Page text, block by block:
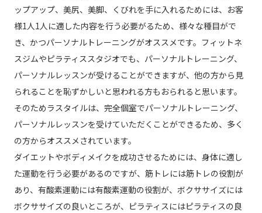
ップアップ、美尻、美脚、くびれを手に入れるためには、お客
様1人1人に適した内容を行う必要がるため、様々な種目がで
き、かつパーソナルトレーニングがオススメです。フィットネ
スジムやピラティススタジオでも、パーソナルトレーニング、
パーソナルレッスンが受けることができますが、他の方から見
られることを恥ずかしいと思われる方もおられると思います。
そのためラスタイルは、完全個室でパーソナルトレーニング、
パーソナルレッスンを受けていただくことができるため、多く
の方からオススメされています。
ダイエットやボディメイクを成功させるためには、身体に適し
た運動を行う必要があるのですが、筋トレには筋トレの役割が
あり、有酸素運動には有酸素運動の役割が、ボクササイズには
ボクササイズの良いところが、ピラティスにはピラティスの良